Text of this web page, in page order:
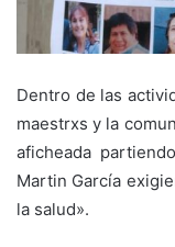
Dentro de las
maestrxs y la
aficheada
Martin García
la salud».